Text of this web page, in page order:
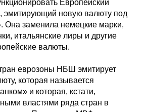
Европейский
эмитирующий новую валюту под
Она заменила немецкие марки,
итальянские лиры и другие
валюты.
еврозоны НБШ эмитирует
которая называется
и которая, кстати,
властями ряда стран в